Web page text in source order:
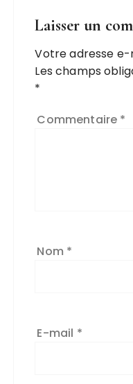
Laisser un
Votre adresse e-
Les champs
*
Commentaire *
Nom *
E-mail *